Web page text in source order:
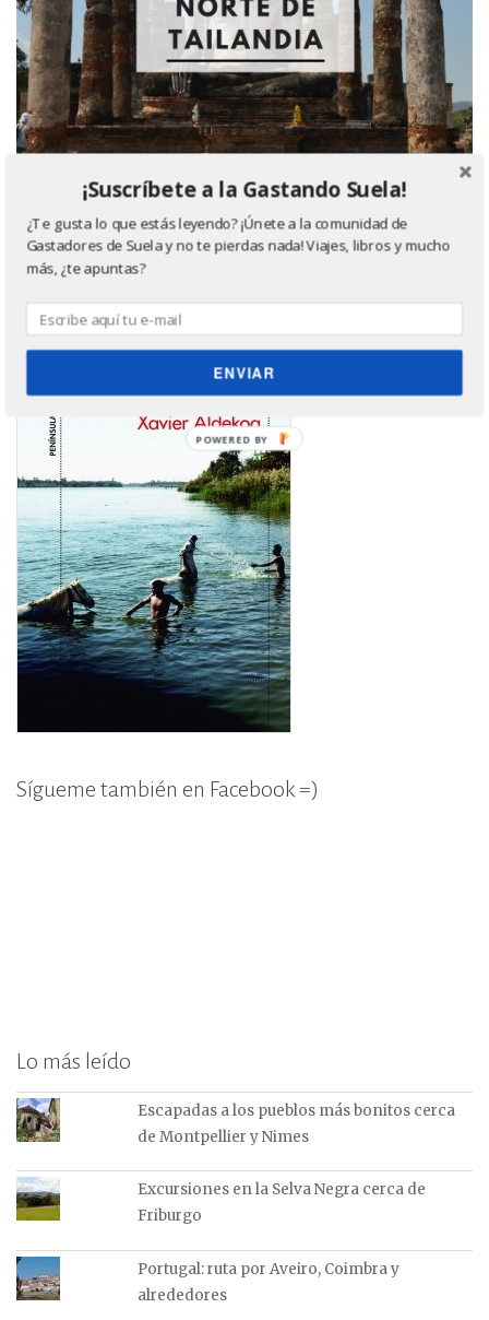
Último libro leído, ¿quieres saber más? Haz click
en la imagen ;)
Sígueme también en Facebook =)
Lo más leído
Escapadas a los pueblos más bonitos cerca
de Montpellier y Nimes
Excursiones en la Selva Negra cerca de
Friburgo
Portugal: ruta por Aveiro, Coimbra y
alrededores
¡Suscríbete a la Gastando Suela!
¿Te gusta lo que estás leyendo? ¡Únete a la comunidad de
Gastadores de Suela y no te pierdas nada! Viajes, libros y mucho
más, ¿te apuntas?
ENVIAR